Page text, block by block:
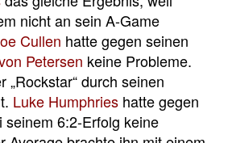
nicht an sein A-Game
Cullen hatte gegen seinen
Petersen keine Probleme.
„Rockstar“ durch seinen
Luke Humphries hatte gegen
seinem 6:2-Erfolg keine